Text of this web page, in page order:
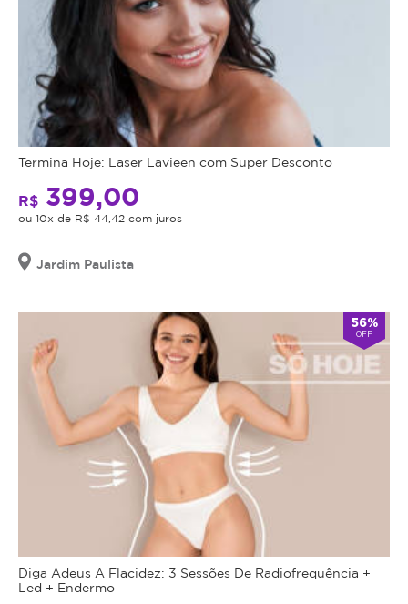
Termina Hoje: Laser Lavieen com Super Desconto
R$ 399,00
ou 10x de R$ 44,42 com juros
Jardim Paulista
56%
OFF
Diga Adeus A Flacidez: 3 Sessões De Radiofrequência +
Led + Endermo